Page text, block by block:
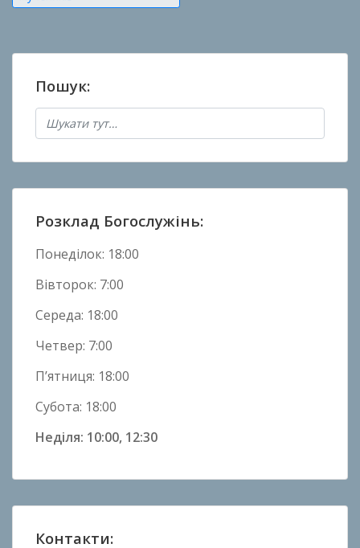
а
Н
и
н
Пошук:
Розклад Богослужінь:
Понеділок: 18:00
Вівторок: 7:00
Середа: 18:00
Четвер: 7:00
П’ятниця: 18:00
Субота: 18:00
Неділя: 10:00, 12:30
Контакти: